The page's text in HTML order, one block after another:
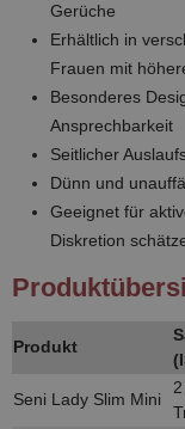
Gerüche
Erhältlich in
Frauen mit
Besonderes
Ansprechbarkeit
Seitlicher
Dünn und
Geeignet für
Diskretion
Produkt
Seni Lady Slim Mini